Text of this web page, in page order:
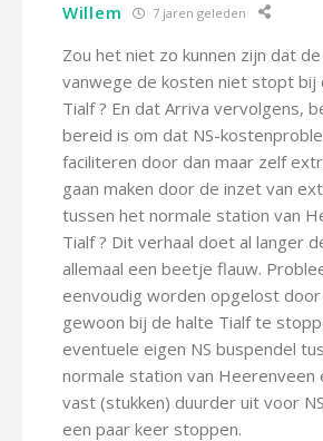
Willem 7 jaren geleden
Zou het niet zo kunnen zijn dat
vanwege de kosten niet stopt bij
Tialf ? En dat Arriva vervolgens,
bereid is om dat NS-
faciliteren door dan maar zelf
gaan maken door de inzet van
tussen het normale station van
Tialf ? Dit verhaal doet al langer
allemaal een beetje flauw.
eenvoudig worden opgelost
gewoon bij de halte Tialf te
eventuele eigen NS buspendel
normale station van Heerenveen
vast (stukken) duurder uit voor
een paar keer stoppen.